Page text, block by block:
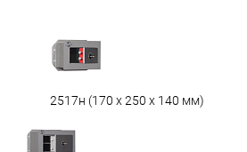
2517н (170 х 250 х 140 мм)